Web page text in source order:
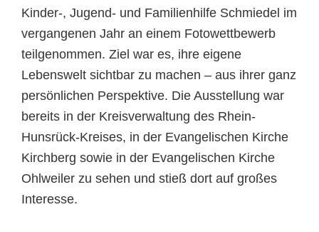
Kinder-, Jugend- und Familienhilfe Schmiedel im
vergangenen Jahr an einem Fotowettbewerb
teilgenommen. Ziel war es, ihre eigene
Lebenswelt sichtbar zu machen – aus ihrer ganz
persönlichen Perspektive. Die Ausstellung war
bereits in der Kreisverwaltung des Rhein-
Hunsrück-Kreises, in der Evangelischen Kirche
Kirchberg sowie in der Evangelischen Kirche
Ohlweiler zu sehen und stieß dort auf großes
Interesse.